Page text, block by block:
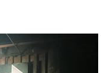
るわけじゃないけど、
も多く胃袋が限界を迎
温泉へ。
く
して会社へ。